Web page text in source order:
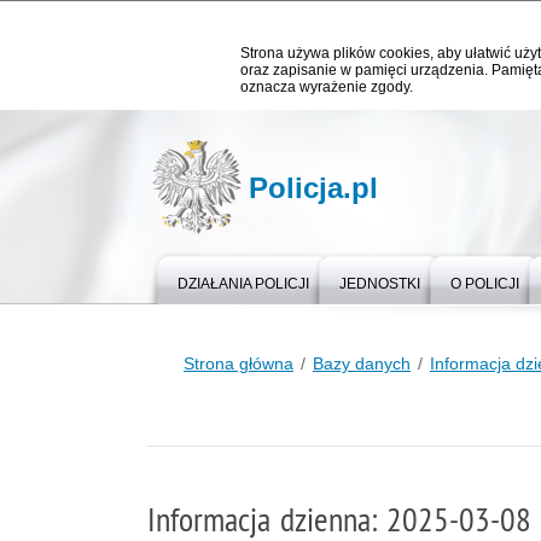
Strona używa plików cookies, aby ułatwić
oraz zapisanie w pamięci urządzenia.
oznacza wyrażenie zgody.
Policja.pl
DZIAŁANIA POLICJI JEDNOSTKI O POLICJI
Strona główna Bazy danych Informacja
Informacja dzienna: 2025-03-08